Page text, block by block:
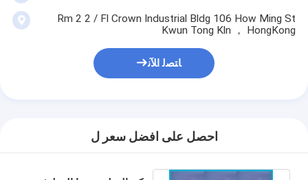
Rm 2 2 / Fl Crown Industrial Bldg 106 How Ming St
Kwun Tong Kln ， HongKong
ﺎﺘﺼﻟ ﺍﻶﻧ
احصل على افضل سعر ل